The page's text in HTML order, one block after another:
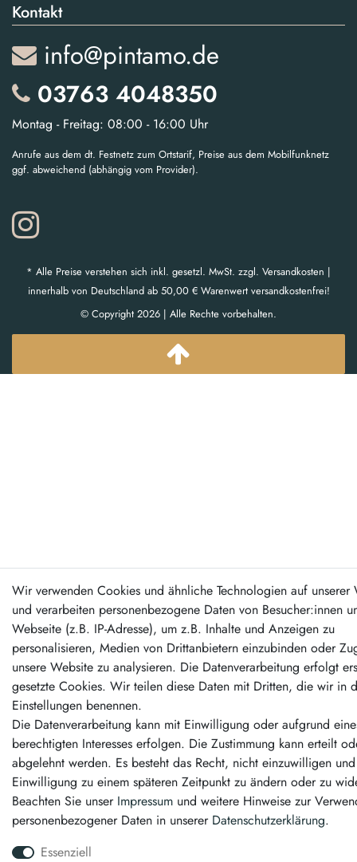
Kontakt
info@pintamo.de
03763 4048350
Montag - Freitag: 08:00 - 16:00 Uhr
Anrufe aus dem dt. Festnetz zum Ortstarif, Preise aus dem Mobilfunknetz
ggf. abweichend (abhängig vom Provider).
* Alle Preise verstehen sich inkl. gesetzl. MwSt. zzgl. Versandkosten |
innerhalb von Deutschland ab 50,00 € Warenwert versandkostenfrei!
© Copyright 2026 | Alle Rechte vorbehalten.
Wir verwenden Cookies und ähnliche Technologien auf unserer
und verarbeiten personenbezogene Daten von Besucher:innen
Webseite (z.B. IP-Adresse), um z.B. Inhalte und Anzeigen zu
personalisieren, Medien von Drittanbietern einzubinden oder
unsere Website zu analysieren. Die Datenverarbeitung erfolgt
gesetzte Cookies. Wir teilen diese Daten mit Dritten, die wir in
Einstellungen benennen.
Die Datenverarbeitung kann mit Einwilligung oder aufgrund
berechtigten Interesses erfolgen. Die Zustimmung kann erteilt
abgelehnt werden. Es besteht das Recht, nicht einzuwilligen
Einwilligung zu einem späteren Zeitpunkt zu ändern oder zu
Beachten Sie unser Impressum und weitere Hinweise zur
personenbezogener Daten in unserer Daten­schutz­erklärung.
Essenziell